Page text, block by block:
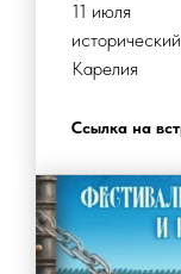
11 июля
Карелия
Ссылка на